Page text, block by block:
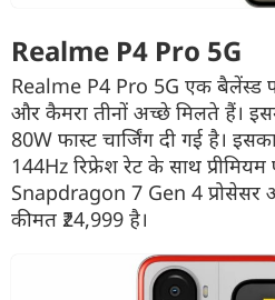
Realme P4 Pro 5G
Realme P4 Pro 5G एक बैलेंस्ड
और कैमरा तीनों अच्छे मिलते हैं।
80W फास्ट चार्जिंग दी गई है।
144Hz रिफ्रेश रेट के साथ
Snapdragon 7 Gen 4
कीमत ₹24,999 है।